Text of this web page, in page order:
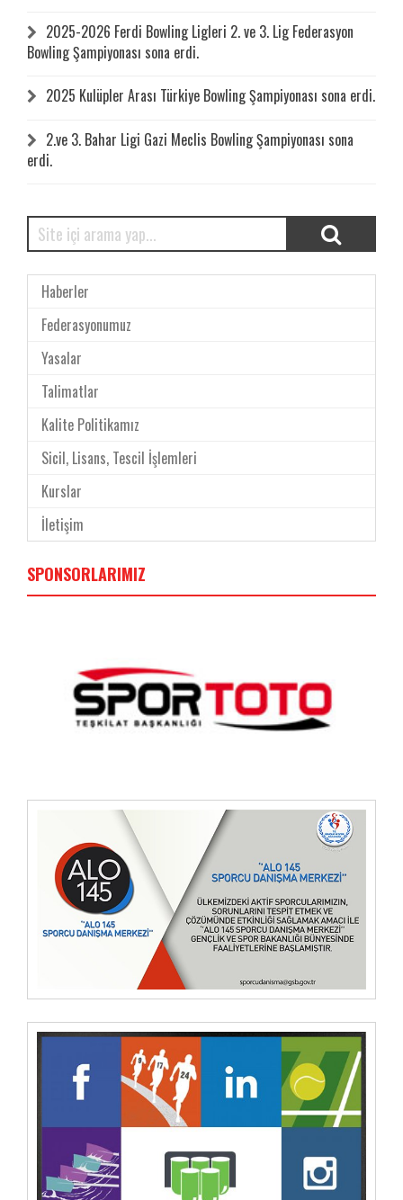
2025-2026 Ferdi Bowling Ligleri 2. ve 3. Lig Federasyon
Bowling Şampiyonası sona erdi.
2025 Kulüpler Arası Türkiye Bowling Şampiyonası sona erdi.
2.ve 3. Bahar Ligi Gazi Meclis Bowling Şampiyonası sona
erdi.
Haberler
Federasyonumuz
Yasalar
Talimatlar
Kalite Politikamız
Sicil, Lisans, Tescil İşlemleri
Kurslar
İletişim
SPONSORLARIMIZ